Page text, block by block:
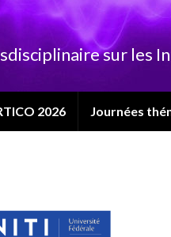
sur les
2026 Journées